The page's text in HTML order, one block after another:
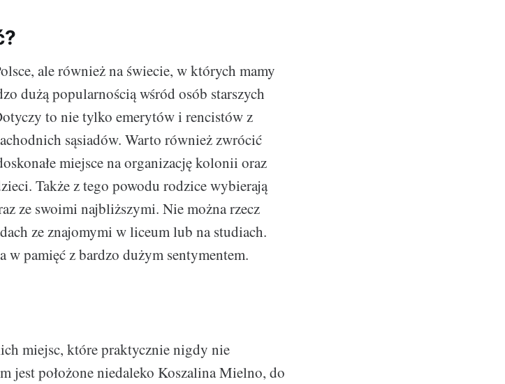
ale również na świecie, w których mamy
dużą popularnością wśród osób starszych
to nie tylko emerytów i rencistów z
sąsiadów. Warto również zwrócić
miejsce na organizację kolonii oraz
Także z tego powodu rodzice wybierają
ze swoimi najbliższymi. Nie można rzecz
ze znajomymi w liceum lub na studiach.
w pamięć z bardzo dużym sentymentem.
miejsc, które praktycznie nigdy nie
jest położone niedaleko Koszalina Mielno, do